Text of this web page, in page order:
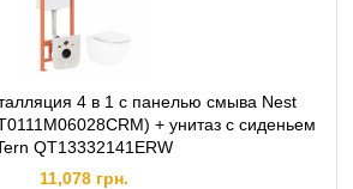
4 в 1 с панелью смыва Nest
+ унитаз с сиденьем
QT13332141ERW
11,078 грн.